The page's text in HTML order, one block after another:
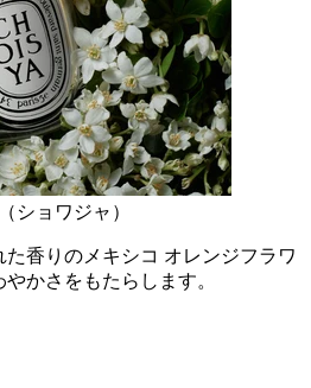
ショワジャ）
香りのメキシコ オレンジフラワ
かさをもたらします。